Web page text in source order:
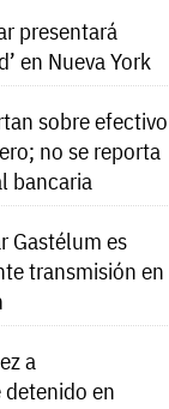
presentará
en Nueva York
sobre efectivo
no se reporta
bancaria
Gastélum es
transmisión en
a
en